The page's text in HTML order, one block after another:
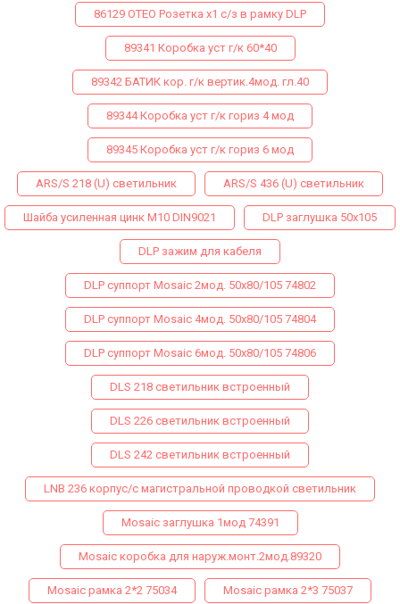
86129 ОТЕО Розетка х1 с/з в рамку DLP
89341 Коробка уст г/к 60*40
89342 БАТИК кор. г/к вертик.4мод. гл.40
89344 Коробка уст г/к гориз 4 мод
89345 Коробка уст г/к гориз 6 мод
ARS/S 218 (U) светильник ARS/S 436 (U) светильник
Шайба усиленная цинк М10 DIN9021 DLP заглушка 50х105
DLP зажим для кабеля
DLP суппорт Mosaic 2мод. 50х80/105 74802
DLP суппорт Mosaic 4мод. 50х80/105 74804
DLP суппорт Mosaic 6мод. 50х80/105 74806
DLS 218 светильник встроенный
DLS 226 светильник встроенный
DLS 242 светильник встроенный
LNB 236 корпус/с магистральной проводкой светильник
Mosaic заглушка 1мод 74391
Mosaic коробка для наруж.монт.2мод.89320
Mosaic рамка 2*2 75034 Mosaic рамка 2*3 75037